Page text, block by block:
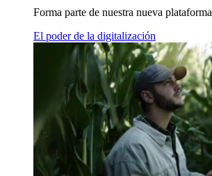
Forma parte de nuestra nueva plataforma
El poder de la digitalización